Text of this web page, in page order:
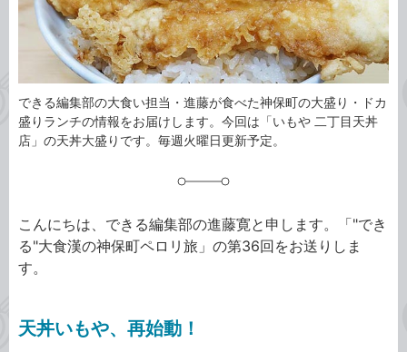
できる編集部の大食い担当・進藤が食べた神保町の大盛り・ドカ
盛りランチの情報をお届けします。今回は「いもや 二丁目天丼
店」の天丼大盛りです。毎週火曜日更新予定。
こんにちは、できる編集部の進藤寛と申します。「"でき
る"大食漢の神保町ペロリ旅」の第36回をお送りしま
す。
天丼いもや、再始動！